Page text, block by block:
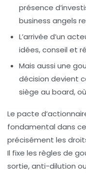
présence
business angels
L’arrivée d’un
idées, conseil et
Mais aussi une
décision devient
siège au board,
Le pacte
fondamental dans
précisément les
Il fixe les règles de
sortie, anti-dilution